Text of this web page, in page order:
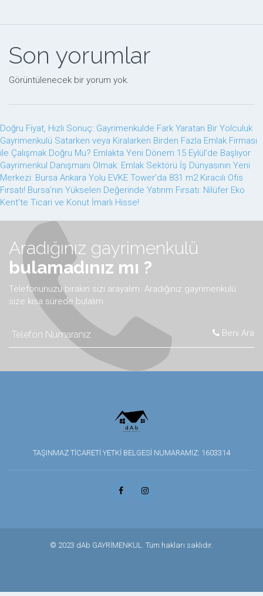
Son yorumlar
Görüntülenecek bir yorum yok.
Doğru Fiyat, Hızlı Sonuç: Gayrimenkulde Fark Yaratan Bir Yolculuk
Gayrimenkulü Satarken veya Kiralarken Birden Fazla Emlak Firması
ile Çalışmak Doğru Mu? Emlakta Yeni Dönem 15 Eylül’de Başlıyor
Gayrimenkul Danışmanı Olmak: Emlak Sektörü İş Dünyasının Yeni
Merkezi: Bursa Ankara Yolu EVKE Tower’da 831 m2 Kiracılı Ofis
Fırsatı! Bursa’nın Yükselen Değerinde Yatırım Fırsatı: Nilüfer Eko
Kent’te Ticari ve Konut İmarlı Hisse!
Aradığınız gayrimenkulü
bulamadınız mı ?
Telefonunuzu bırakın sizi arayalım. Aradığınız gayrimenkulü
size kısa sürede bulalım.
Beni Ara
TAŞINMAZ TİCARETİ YETKİ BELGESİ NUMARAMIZ: 1603314
© 2023 dAb GAYRİMENKUL. Tüm hakları saklıdır.